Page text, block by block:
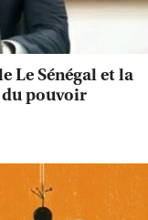
Le Sénégal et la
pouvoir